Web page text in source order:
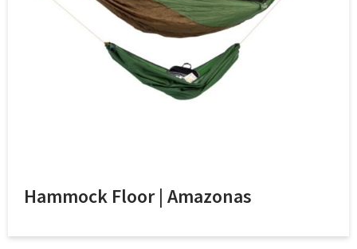
Hammock Floor | Amazonas